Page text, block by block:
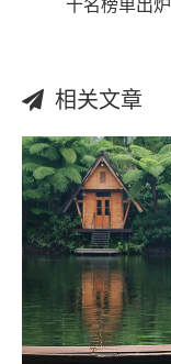
十名榜单出炉
相关文章